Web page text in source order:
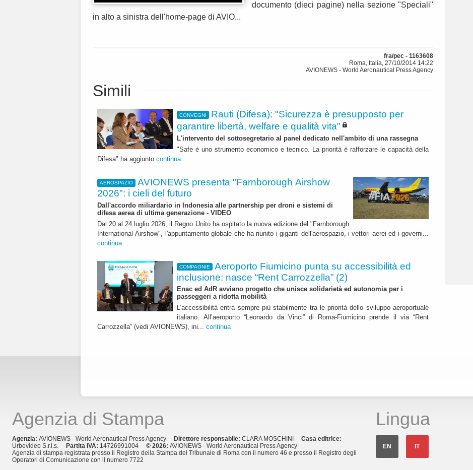
documento (dieci pagine) nella sezione "Speciali"
in alto a sinistra dell'home-page di AVIO...
fra/pec - 1163608
Roma, Italia, 27/10/2014 14:22
AVIONEWS - World Aeronautical Press Agency
Simili
CONVEGNI
Rauti (Difesa): "Sicurezza è presupposto per
garantire libertà, welfare e qualità vita"
L'intervento del sottosegretario al panel dedicato nell'ambito di una rassegna
"Safe è uno strumento economico e tecnico. La priorità è rafforzare le capacità della
Difesa" ha aggiunto continua
AEROSPAZIO
AVIONEWS presenta "Farnborough Airshow
2026": i cieli del futuro
Dall'accordo miliardario in Indonesia alle partnership per droni e sistemi di
difesa aerea di ultima generazione - VIDEO
Dal 20 al 24 luglio 2026, il Regno Unito ha ospitato la nuova edizione del "Farnborough
International Airshow", l'appuntamento globale che ha riunito i giganti dell'aerospazio, i vettori aerei ed i governi...
continua
COMPAGNIE
Aeroporto Fiumicino punta su accessibilità ed
inclusione: nasce “Rent Carrozzella” (2)
Enac ed AdR avviano progetto che unisce solidarietà ed autonomia per i
passeggeri a ridotta mobilità
L’accessibilità entra sempre più stabilmente tra le priorità dello sviluppo aeroportuale
italiano. All’aeroporto “Leonardo da Vinci” di Roma-Fiumicino prende il via “Rent
Carrozzella” (vedi AVIONEWS), ini... continua
Agenzia di Stampa
Agenzia: AVIONEWS - World Aeronautical Press Agency Direttore responsabile: CLARA MOSCHINI Casa editrice:
Urbevideo S.r.l.s.
Partita IVA: 14726991004 © 2026: AVIONEWS - World Aeronautical Press Agency
Agenzia di stampa registrata presso il Registro della Stampa del Tribunale di Roma con il numero 46 e presso il Registro degli
Operatori di Comunicazione con il numero 7722
Lingua
EN IT